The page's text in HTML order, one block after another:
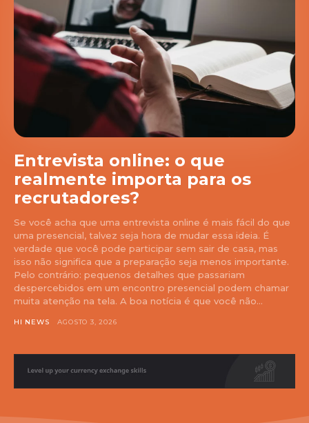
Entrevista online: o que
realmente importa para os
recrutadores?
Se você acha que uma entrevista online é mais fácil do que
uma presencial, talvez seja hora de mudar essa ideia. É
verdade que você pode participar sem sair de casa, mas
isso não significa que a preparação seja menos importante.
Pelo contrário: pequenos detalhes que passariam
despercebidos em um encontro presencial podem chamar
muita atenção na tela. A boa notícia é que você não...
HI NEWS AGOSTO 3, 2026